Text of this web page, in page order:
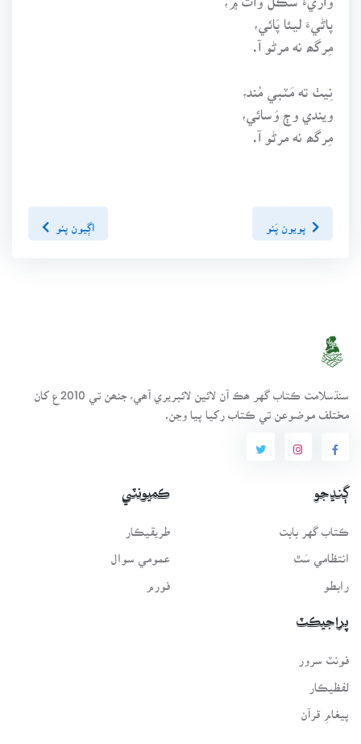
پاڻيءَ ليئا پَائي،
مِرگھ نه مرڻو آ.
نِيٺ ته مَٽبي مُند،
ويندي وڄ وَسائي،
مِرگھ نه مرڻو آ.
اڳيون پنو
سنڌسلامت ڪتاب گهر ھڪ آن لائين لائبريري آھي، جنھن تي 2010ع کان
مختلف موضوعن تي ڪتاب رکيا پيا وڃن.
ڳنڍجو
ڪتاب گهر بابت
انتظامي سَٿ
رابطو
ڪميونٽي
طريقيڪار
عمومي سوال
فورم
پراجيڪٽ
فونٽ سرور
لفظيڪار
پيغامِ قرآن